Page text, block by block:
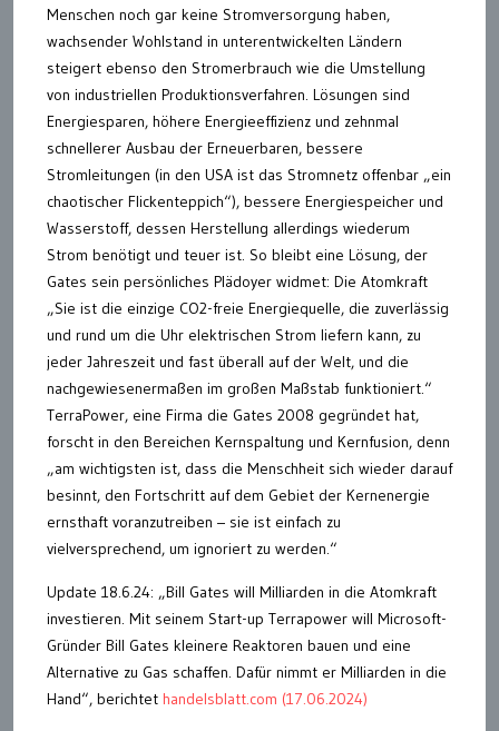
Menschen noch gar keine Stromversorgung haben,
wachsender Wohlstand in unterentwickelten Ländern
steigert ebenso den Stromerbrauch wie die Umstellung
von industriellen Produktionsverfahren. Lösungen sind
Energiesparen, höhere Energieeffizienz und zehnmal
schnellerer Ausbau der Erneuerbaren, bessere
Stromleitungen (in den USA ist das Stromnetz offenbar „ein
chaotischer Flickenteppich“), bessere Energiespeicher und
Wasserstoff, dessen Herstellung allerdings wiederum
Strom benötigt und teuer ist. So bleibt eine Lösung, der
Gates sein persönliches Plädoyer widmet: Die Atomkraft
„Sie ist die einzige CO2-freie Energiequelle, die zuverlässig
und rund um die Uhr elektrischen Strom liefern kann, zu
jeder Jahreszeit und fast überall auf der Welt, und die
nachgewiesenermaßen im großen Maßstab funktioniert.“
TerraPower, eine Firma die Gates 2008 gegründet hat,
forscht in den Bereichen Kernspaltung und Kernfusion, denn
„am wichtigsten ist, dass die Menschheit sich wieder darauf
besinnt, den Fortschritt auf dem Gebiet der Kernenergie
ernsthaft voranzutreiben – sie ist einfach zu
vielversprechend, um ignoriert zu werden.“
Update 18.6.24: „Bill Gates will Milliarden in die Atomkraft
investieren. Mit seinem Start-up Terrapower will Microsoft-
Gründer Bill Gates kleinere Reaktoren bauen und eine
Alternative zu Gas schaffen. Dafür nimmt er Milliarden in die
Hand“, berichtet handelsblatt.com (17.06.2024)